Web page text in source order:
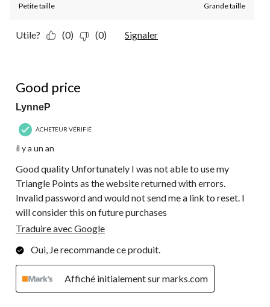
Petite taille Grande taille
Utile? (0) (0) Signaler
Good price
LynneP
ACHETEUR VÉRIFIÉ
il y a un an
Good quality Unfortunately I was not able to use my
Triangle Points as the website returned with errors.
Invalid password and would not send me a link to reset. I
will consider this on future purchases
Traduire avec Google
Oui, Je recommande ce produit.
Affiché initialement sur marks.com